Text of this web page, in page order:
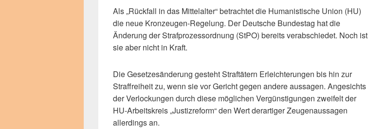
Als „Rückfall in das Mittelalter“ betrachtet die Humanistische Union (HU)
die neue Kronzeugen-Regelung. Der Deutsche Bundestag hat die
Änderung der Strafprozessordnung (StPO) bereits verabschiedet. Noch ist
sie aber nicht in Kraft.
Die Gesetzesänderung gesteht Straftätern Erleichterungen bis hin zur
Straffreiheit zu, wenn sie vor Gericht gegen andere aussagen. Angesichts
der Verlockungen durch diese möglichen Vergünstigungen zweifelt der
HU-Arbeitskreis „Justizreform“ den Wert derartiger Zeugenaussagen
allerdings an.